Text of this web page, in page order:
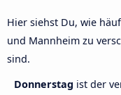
Hier siehst Du, wie
und Mannheim zu
sind.
Donnerstag ist der